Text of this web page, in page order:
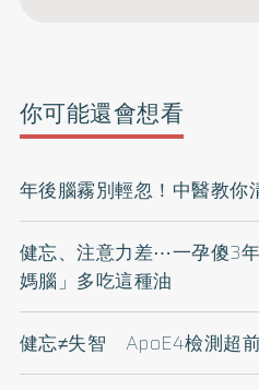
你可能還會想看
年後腦霧別輕忽！中醫教你
健忘、注意力差⋯一孕傻3
媽腦」多吃這種油
健忘≠失智 ApoE4檢測超